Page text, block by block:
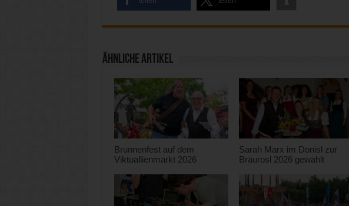
Ähnliche Artikel
Brunnenfest auf dem
Viktuallienmarkt 2026
Sarah Marx im Donisl zur
Bräurosl 2026 gewählt